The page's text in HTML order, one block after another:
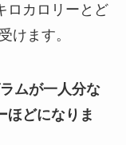
ロカロリー とど
けます。
ムが一人分な
ほどになりま